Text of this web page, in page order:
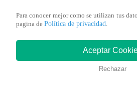
También
interesar
Para conocer mejor como se utilizan tus
pagina de Política de privacidad
Aceptar
Rechazar